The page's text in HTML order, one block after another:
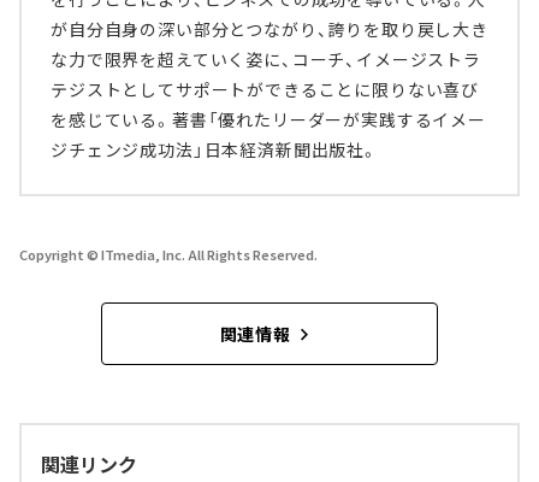
が自分自身の深い部分とつながり、誇りを取り戻し大き
な力で限界を超えていく姿に、コーチ、イメージストラ
テジストとしてサポートができることに限りない喜び
を感じている。著書「優れたリーダーが実践するイメー
ジチェンジ成功法」日本経済新聞出版社。
Copyright © ITmedia, Inc. All Rights Reserved.
関連情報
関連リンク